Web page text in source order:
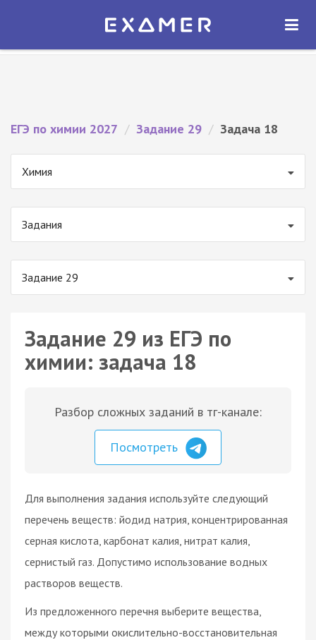
Экзамер — ЕГЭ 2027
ОТКРЫТЬ
ЕГЭ по химии 2027 / Задание 29 / Задача 18
Химия
Задания
Задание 29
Задание 29 из ЕГЭ по
химии: задача 18
Разбор сложных заданий в тг-канале:
Посмотреть
Для выполнения задания используйте следующий
перечень веществ: йодид натрия, концентрированная
серная кислота, карбонат калия, нитрат калия,
сернистый газ. Допустимо использование водных
растворов веществ.
Из предложенного перечня выберите вещества,
между которыми окислительно-восстановительная